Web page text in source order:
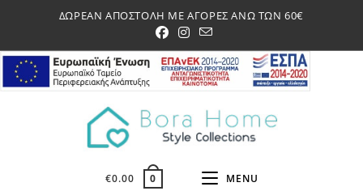
ΔΩΡΕΑΝ ΑΠΟΣΤΟΛΗ ΜΕ ΑΓΟΡΕΣ ΑΝΩ ΤΩΝ 60€
€0.00 0 MENU